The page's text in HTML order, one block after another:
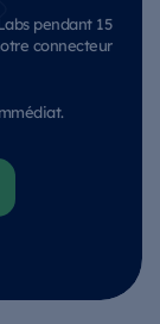
pendant 15
connecteur